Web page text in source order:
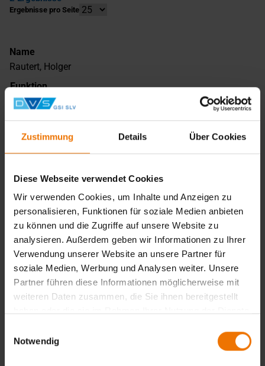
Zustimmung Details Über Cookies
Diese Webseite verwendet Cookies
Wir verwenden Cookies, um Inhalte und Anzeigen zu
personalisieren, Funktionen für soziale Medien anbieten
zu können und die Zugriffe auf unsere Website zu
analysieren. Außerdem geben wir Informationen zu Ihrer
Verwendung unserer Website an unsere Partner für
soziale Medien, Werbung und Analysen weiter. Unsere
Partner führen diese Informationen möglicherweise mit
weiteren Daten zusammen, die Sie ihnen bereitgestellt
Notwendig
Ergebnisse pro Seite
Name
Rautert, Holger
Funktion
Ingenieur/Inspektor
E-Mail
rautert@gsi-slv.de
Telefon Festnetz
Name
Riekmann, Manfred
Funktion
Ausbilder
Telefon Festnetz